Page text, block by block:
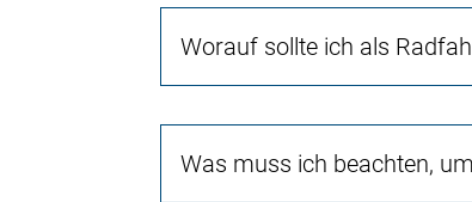
Worauf sollte ich als
Was muss ich beachten,